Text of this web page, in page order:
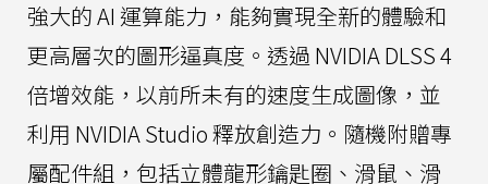
強大的 AI 運算能力，能夠實現全新的體驗和
更高層次的圖形逼真度。透過 NVIDIA DLSS 4
倍增效能，以前所未有的速度生成圖像，並
利用 NVIDIA Studio 釋放創造力。隨機附贈專
屬配件組，包括立體龍形鑰匙圈、滑鼠、滑